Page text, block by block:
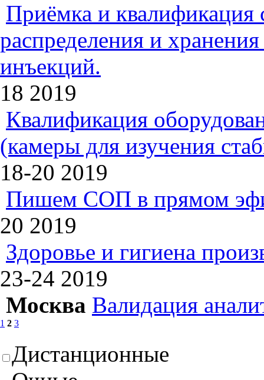
Приёмка и квалификация
распределения и
инъекций.
18 2019
Квалификация
(камеры для изучения
18-20 2019
Пишем СОП в прямом
20 2019
Здоровье и гигиена
23-24 2019
Москва Валидация
1 2 3
Дистанционные